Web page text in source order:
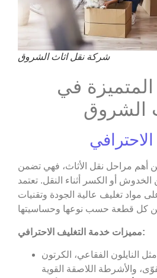
شركة نقل اثاث الشروق
في
الشروق
الاحترافي
أهم مراحل نقل الأثاث، فهي تضمن
أو الكسر أثناء النقل. تعتمد
مواد تغليف عالية الجودة وتقنيات
مميزات خدمة التغليف الاحترافي:
مثل النايلون الفقاعي، الكرتون